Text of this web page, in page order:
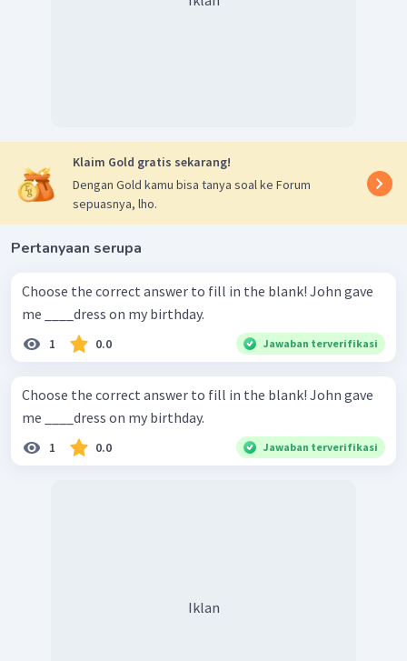
unique("unik") termasukopinion/ characterkarena
bersifat relatif
Jadi, jawaban yang benar adalah
shape, material,
opinion/ character.
Klaim Gold gratis sekarang!
Dengan Gold kamu bisa tanya soal ke Forum
sepuasnya, lho.
Pertanyaan serupa
Choose the correct answer to fill in the blank! John gave
me ____dress on my birthday.
1 0.0 Jawaban terverifikasi
Choose the correct answer to fill in the blank! John gave
me ____dress on my birthday.
1 0.0 Jawaban terverifikasi
Iklan